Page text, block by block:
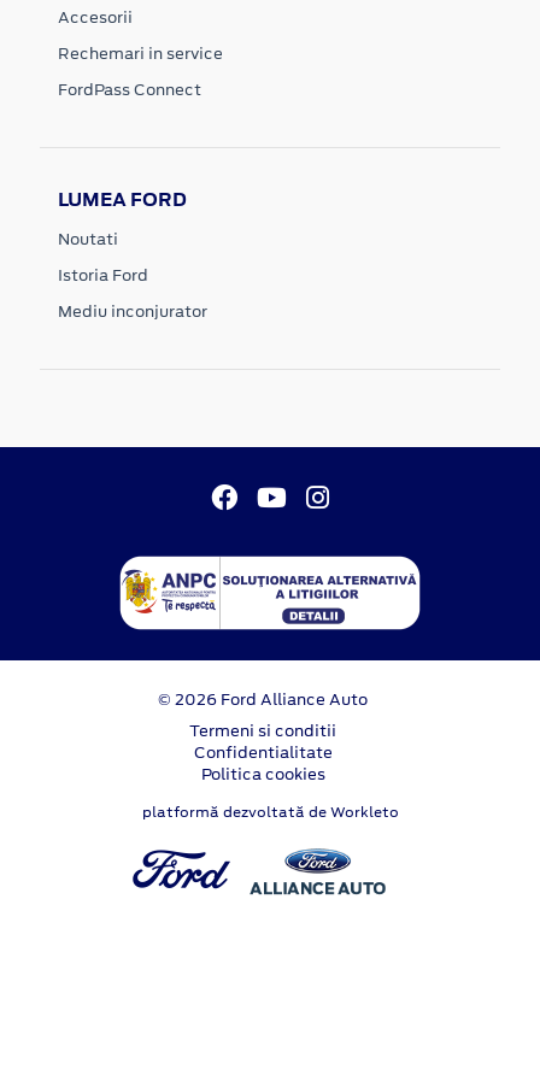
Accesorii
Rechemari in service
FordPass Connect
LUMEA FORD
Noutati
Istoria Ford
Mediu inconjurator
© 2026 Ford Alliance Auto
Termeni si conditii
Confidentialitate
Politica cookies
platformă dezvoltată de Workleto